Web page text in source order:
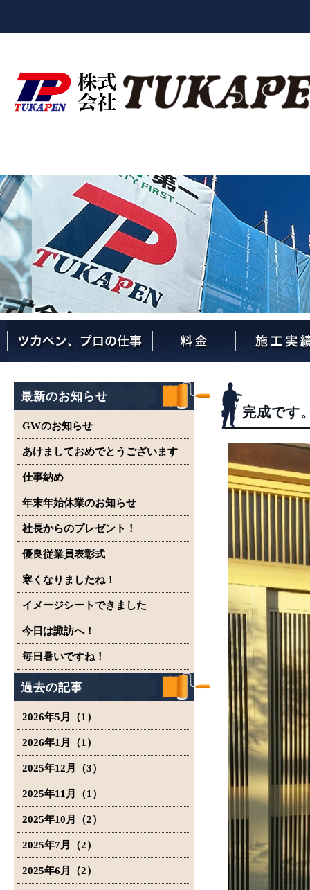
最新のお知らせ
GWのお知らせ
あけましておめでとうございます
仕事納め
年末年始休業のお知らせ
社長からのプレゼント！
優良従業員表彰式
寒くなりましたね！
イメージシートできました
今日は諏訪へ！
毎日暑いですね！
過去の記事
2026年5月（1）
2026年1月（1）
2025年12月（3）
2025年11月（1）
2025年10月（2）
2025年7月（2）
2025年6月（2）
完成です